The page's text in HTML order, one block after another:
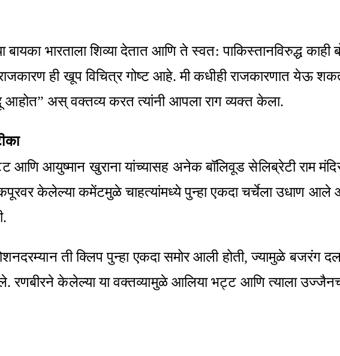
भारताला शिव्या देतात आणि ते स्वत: पाकिस्तानविरुद्ध काही
राजकारण ही खूप विचित्र गोष्ट आहे. मी कधीही राजकारणात
आहोत” अस् वक्तव्य करत त्यांनी आपला राग व्यक्त केला.
आयुष्मान खुराना यांच्यासह अनेक बॉलिवूड सेलिब्रेटी राम
केलेल्या कमेंटमुळे चाहत्यांमध्ये पुन्हा एकदा चर्चेला उधाण आले
ती क्लिप पुन्हा एकदा समोर आली होती, ज्यामुळे बजरंग
रणबीरने केलेल्या या वक्तव्यामुळे आलिया भट्ट आणि त्याला